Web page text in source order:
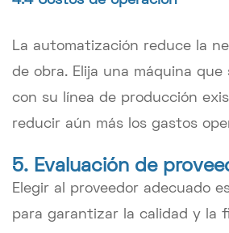
La automatización reduce la
de obra. Elija una máquina
con su línea de producción
reducir aún más los gastos
5. Evaluación de
Elegir al proveedor adecuado
para garantizar la calidad y la